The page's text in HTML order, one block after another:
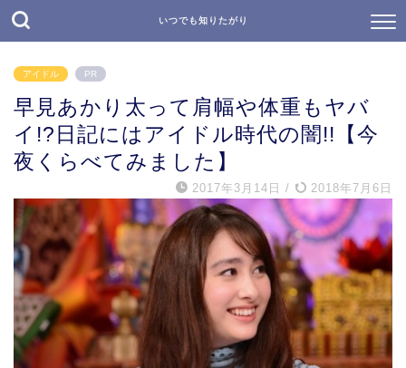
いつでも知りたがり
アイドル PR
早見あかり太って肩幅や体重もヤバ
イ!?日記にはアイドル時代の闇!!【今
夜くらべてみました】
2017年3月14日 / 2018年7月6日